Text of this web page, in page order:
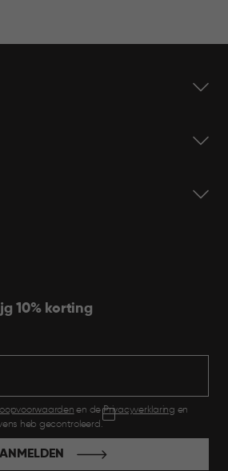
10% korting
en dePrivacyverklaring en
heb gecontroleerd.